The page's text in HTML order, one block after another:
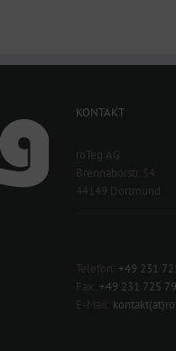
KONTAKT
roTeg AG
Brennaborstr. 54
44149 Dortmund
Telefon: +49 231
Fax: +49 231 725
E-Mail: